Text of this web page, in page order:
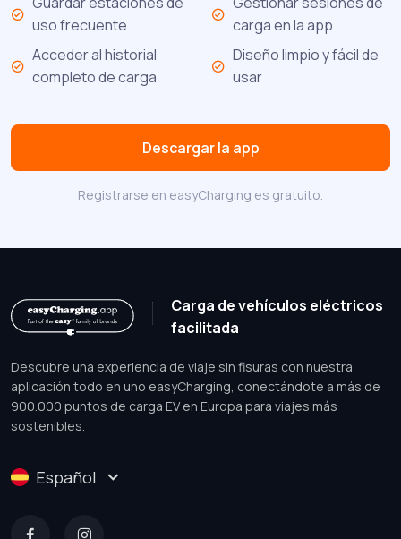
uso frecuente
carga en la app
Acceder al historial
completo de carga
Diseño limpio y fácil de
usar
Descargar la app
Registrarse en easyCharging es gratuito.
Carga de vehículos eléctricos
facilitada
Descubre una experiencia de viaje sin fisuras con nuestra
aplicación todo en uno easyCharging, conectándote a más de
900.000 puntos de carga EV en Europa para viajes más
sostenibles.
Español